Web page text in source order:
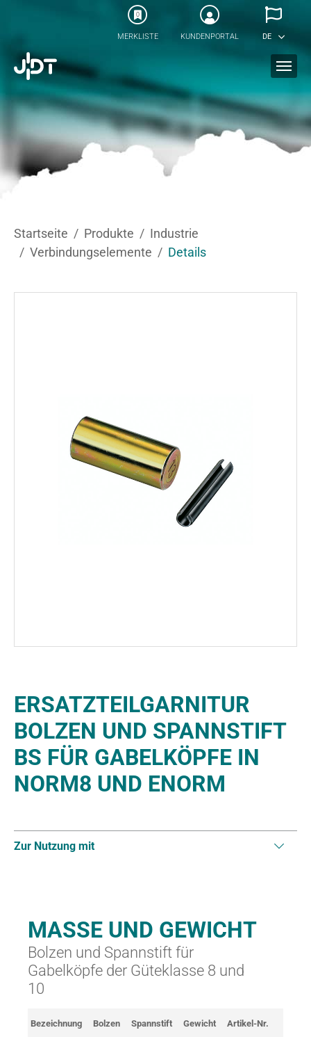
0
MERKLISTE KUNDENPORTAL DE
Startseite Produkte
Industrie
Verbindungselemente
Details
ERSATZTEILGARNITUR
BOLZEN UND SPANNSTIFT
BS FÜR GABELKÖPFE IN
NORM8 UND ENORM
Zur Nutzung mit
MASSE UND GEWICHT
Bolzen und Spannstift für
Gabelköpfe der Güteklasse 8 und
10
Bezeichnung Bolzen Spannstift Gewicht Artikel-Nr.